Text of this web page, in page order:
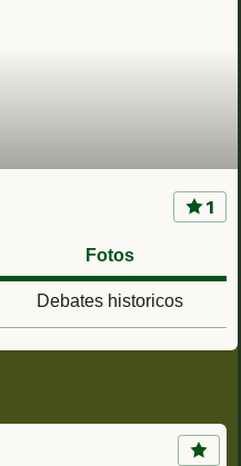
-ULTRAMAR-1
Fotos
Debates historicos